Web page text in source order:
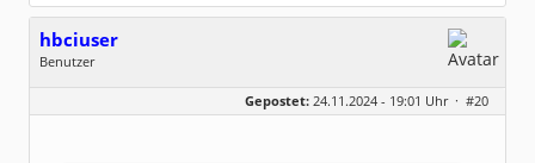
hbciuser
Benutzer
Dabei seit:
10 / 2017
Gepostet: 24.11.2024 - 19:01 Uhr · #20